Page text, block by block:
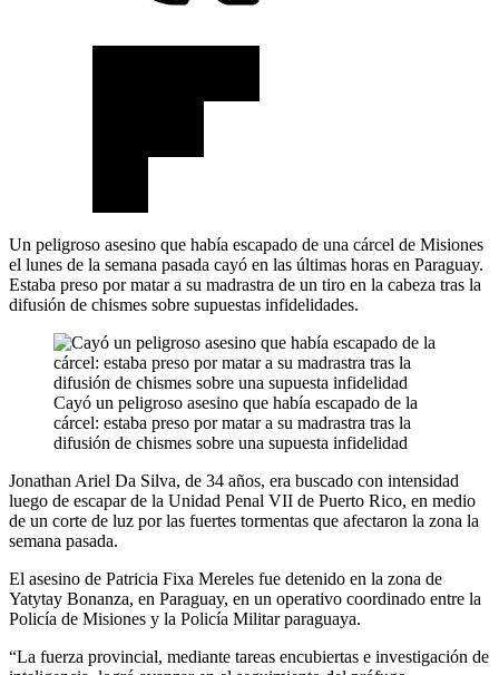
Un peligroso asesino que había escapado de una cárcel de Misiones
el lunes de la semana pasada cayó en las últimas horas en Paraguay.
Estaba preso por matar a su madrastra de un tiro en la cabeza tras la
difusión de chismes sobre supuestas infidelidades.
Cayó un peligroso asesino que había escapado de la
cárcel: estaba preso por matar a su madrastra tras la
difusión de chismes sobre una supuesta infidelidad
Jonathan Ariel Da Silva, de 34 años, era buscado con intensidad
luego de escapar de la Unidad Penal VII de Puerto Rico, en medio
de un corte de luz por las fuertes tormentas que afectaron la zona la
semana pasada.
El asesino de Patricia Fixa Mereles fue detenido en la zona de
Yatytay Bonanza, en Paraguay, en un operativo coordinado entre la
Policía de Misiones y la Policía Militar paraguaya.
“La fuerza provincial, mediante tareas encubiertas e investigación de